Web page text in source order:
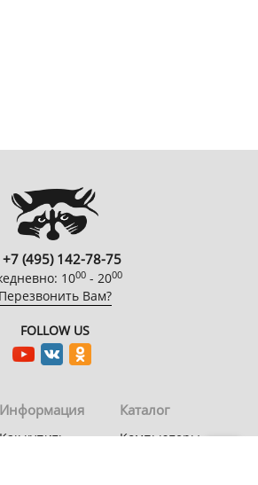
(495) 142-78-75
1000 - 2000
Перезвонить Вам?
FOLLOW US
Информация
Как купить
Каталог
Компьютеры